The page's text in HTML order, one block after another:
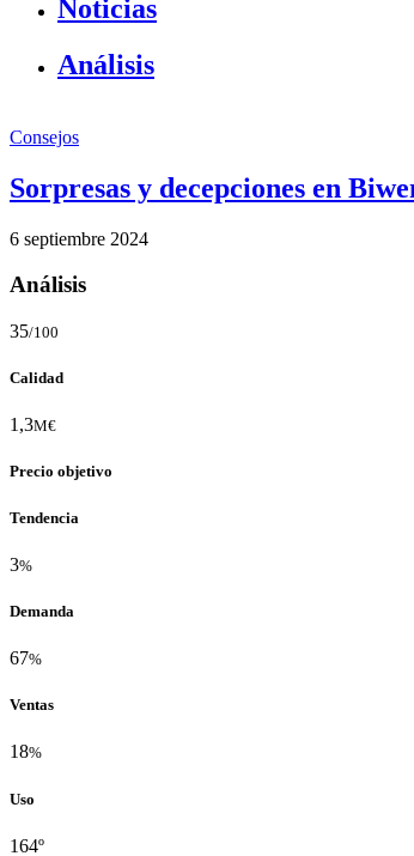
Noticias
Análisis
Consejos
Sorpresas y decepciones en
6 septiembre 2024
Análisis
35/100
Calidad
1,3M€
Precio objetivo
Tendencia
3%
Demanda
67%
Ventas
18%
Uso
164º